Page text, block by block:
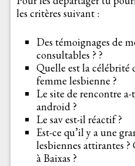
les critères suivant :
Des témoignages de
consultables ? ?
Quelle est la célébrité
femme lesbienne ?
Le site de rencontre
android ?
Le sav est-il réactif ?
Est-ce qu’il y a une
lesbiennes attirantes
à Baixas ?